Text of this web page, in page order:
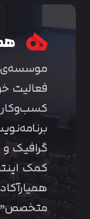
فعالیت
گرافیک
کمک
متخصص”